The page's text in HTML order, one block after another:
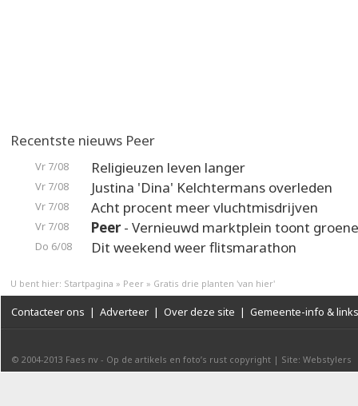
Recentste nieuws Peer
Vr 7/08 Religieuzen leven langer
Vr 7/08 Justina 'Dina' Kelchtermans overleden
Vr 7/08 Acht procent meer vluchtmisdrijven
Vr 7/08 Peer- Vernieuwd marktplein toont
Do 6/08 Dit weekend weer flitsmarathon
U bent hier: Startpagina » Peer » Gratis drie planten 'van hier'
Contacteer ons | Adverteer | Over deze site | Gemeente-info & links
© 2004-2013 Faes nv - Op de artikels en foto’s rust copyright | Site: Webstylers